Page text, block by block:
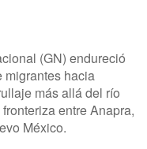
(GN) endureció
migrantes hacia
más allá del río
entre Anapra,
México.